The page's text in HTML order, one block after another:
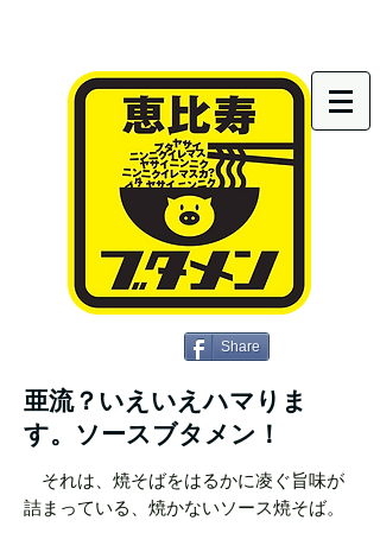
Share
亜流？いえいえハマりま
す。ソースブタメン！
それは、焼そばをはるかに凌ぐ旨味が
詰まっている、焼かないソース焼そば。